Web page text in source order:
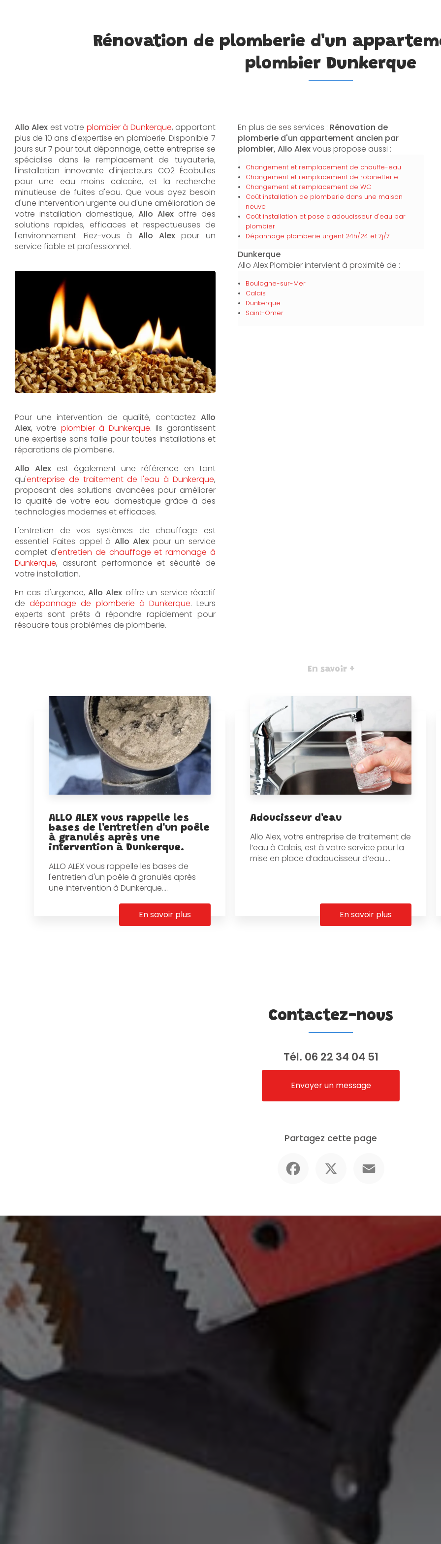
Rénovation de plomberie d'un
plombier Dunkerque
Allo Alex est votre plombier à Dunkerque, apportant
plus de 10 ans d'expertise en plomberie. Disponible 7
jours sur 7 pour tout dépannage, cette entreprise se
spécialise dans le remplacement de tuyauterie,
l'installation innovante d'injecteurs CO2 Écobulles
pour une eau moins calcaire, et la recherche
minutieuse de fuites d'eau. Que vous ayez besoin
d'une intervention urgente ou d'une amélioration de
votre installation domestique, Allo Alex offre des
solutions rapides, efficaces et respectueuses de
l'environnement. Fiez-vous à Allo Alex pour un
service fiable et professionnel.
Pour une intervention de qualité, contactez Allo
Alex, votre plombier à Dunkerque. Ils garantissent
une expertise sans faille pour toutes installations et
réparations de plomberie.
Allo Alexest également une référence en tant
qu'entreprise de traitement de l'eau à Dunkerque,
proposant des solutions avancées pour améliorer
la qualité de votre eau domestique grâce à des
technologies modernes et efficaces.
L'entretien de vos systèmes de chauffage est
essentiel. Faites appel à Allo Alex pour un service
complet d'entretien de chauffage et ramonage à
Dunkerque, assurant performance et sécurité de
votre installation.
En cas d'urgence,Allo Alex offre un service réactif
dedépannage de plomberie à Dunkerque. Leurs
experts sont prêts à répondre rapidement pour
résoudre tous problèmes de plomberie.
En plus de ses services : Rénovation de
plomberie d'un appartement ancien par
plombier, Allo Alexvous propose aussi :
Changement et remplacement de chauffe-eau
Changement et remplacement de robinetterie
Changement et remplacement de WC
Coût installation de plomberie dans une maison
neuve
Coût installation et pose d'adoucisseur d'eau par
plombier
Dépannage plomberie urgent 24h/24 et 7j/7
Dunkerque
Allo Alex Plombier intervient à proximité de :
Boulogne-sur-Mer
Calais
Dunkerque
Saint-Omer
En savoir +
ALLO ALEX vous rappelle les
bases de l'entretien d'un poêle
à granulés après une
intervention à Dunkerque.
ALLO ALEX vous rappelle les bases de
l'entretien d'un poêle à granulés après
une intervention à Dunkerque....
En savoir plus
Adoucisseur d'eau
Allo Alex, votre entreprise de traitement de
l’eau à Calais, est à votre service pour la
mise en place d’adoucisseur d’eau....
En savoir plus
Contactez-nous
Tél. 06 22 34 04 51
Envoyer un message
Partagez cette page